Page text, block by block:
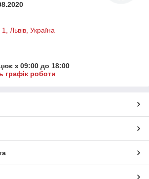
Львів, Україна
з 09:00 до 18:00
графік роботи